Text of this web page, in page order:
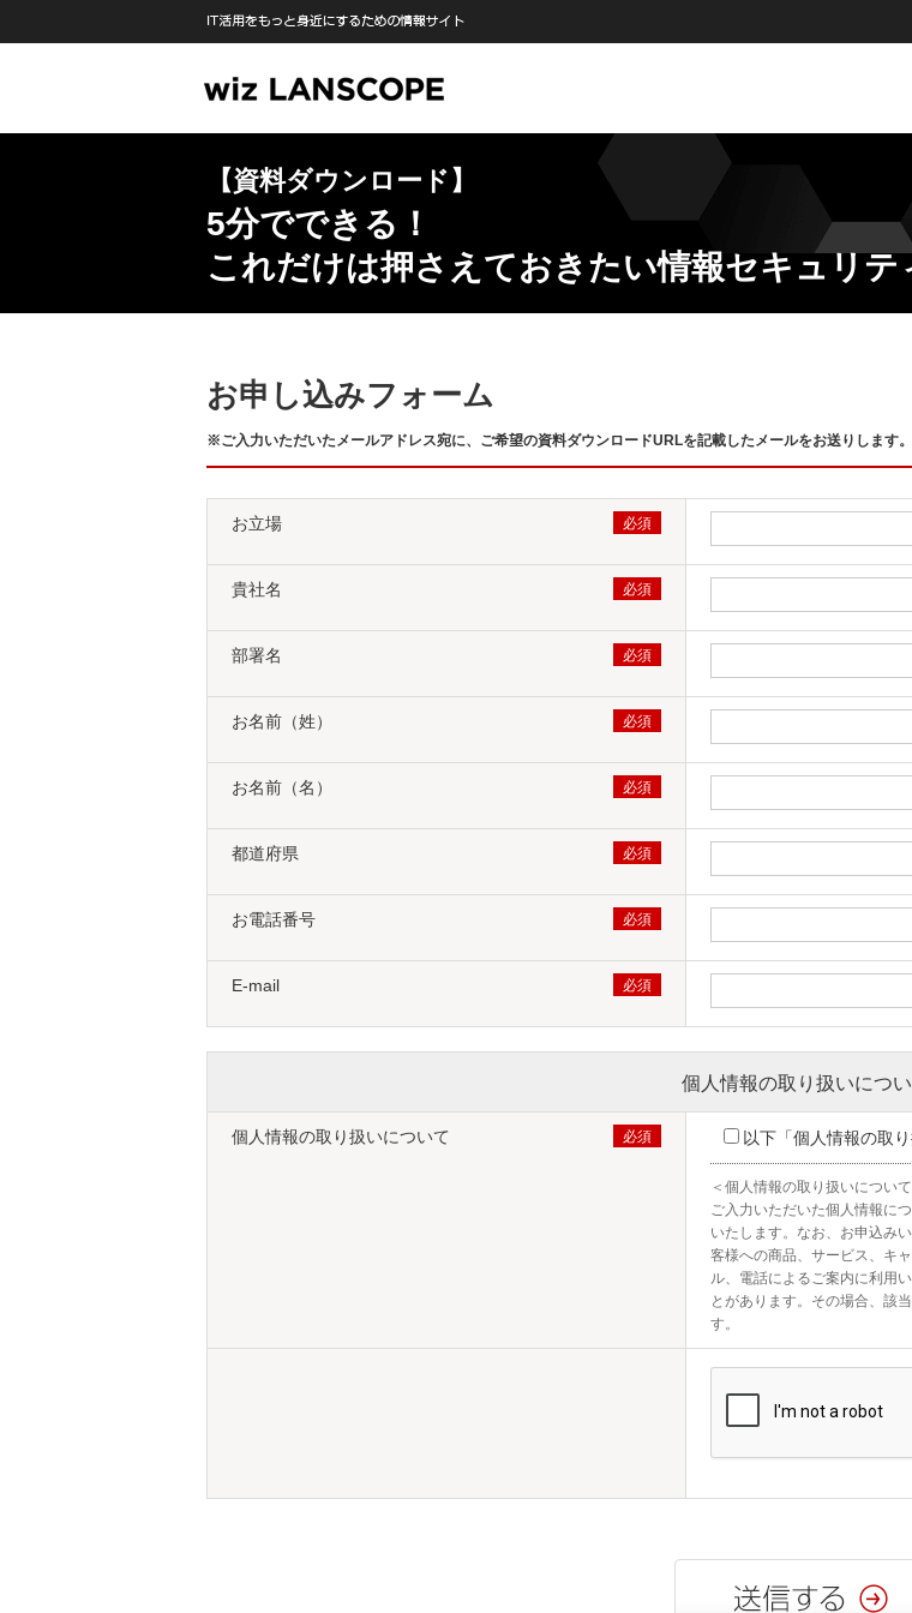
【資料ダウンロード】
5分でできる！
これだけは押さえておきたい情報セキュリテ
お申し込みフォーム
※ご入力いただいたメールアドレス宛に、ご希望の資料ダウンロードURLを記載したメールをお送りします。
お立場
貴社名
部署名
お名前（姓）
お名前（名）
都道府県
お電話番号
E-mail
個人情報の取り扱いにつ
個人情報の取り扱いについて 以下「個人情報の取
＜個人情報の取り扱いについて
ご入力いただいた個人情報に
いたします。なお、お申込み
客様への商品、サービス、キ
ル、電話によるご案内に利用
とがあります。その場合、該
す。